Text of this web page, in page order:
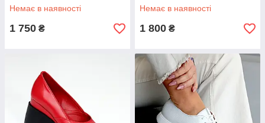
Немає в наявності
1 750 ₴
Немає в наявності
1 800 ₴